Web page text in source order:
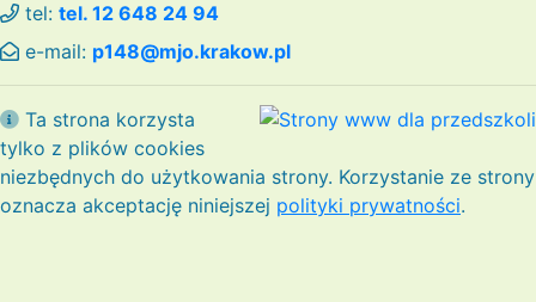
tel: tel. 12 648 24 94
e-mail: p148@mjo.krakow.pl
Ta strona korzysta
tylko z plików cookies
niezbędnych do użytkowania strony. Korzystanie ze strony
oznacza akceptację niniejszej polityki prywatności.